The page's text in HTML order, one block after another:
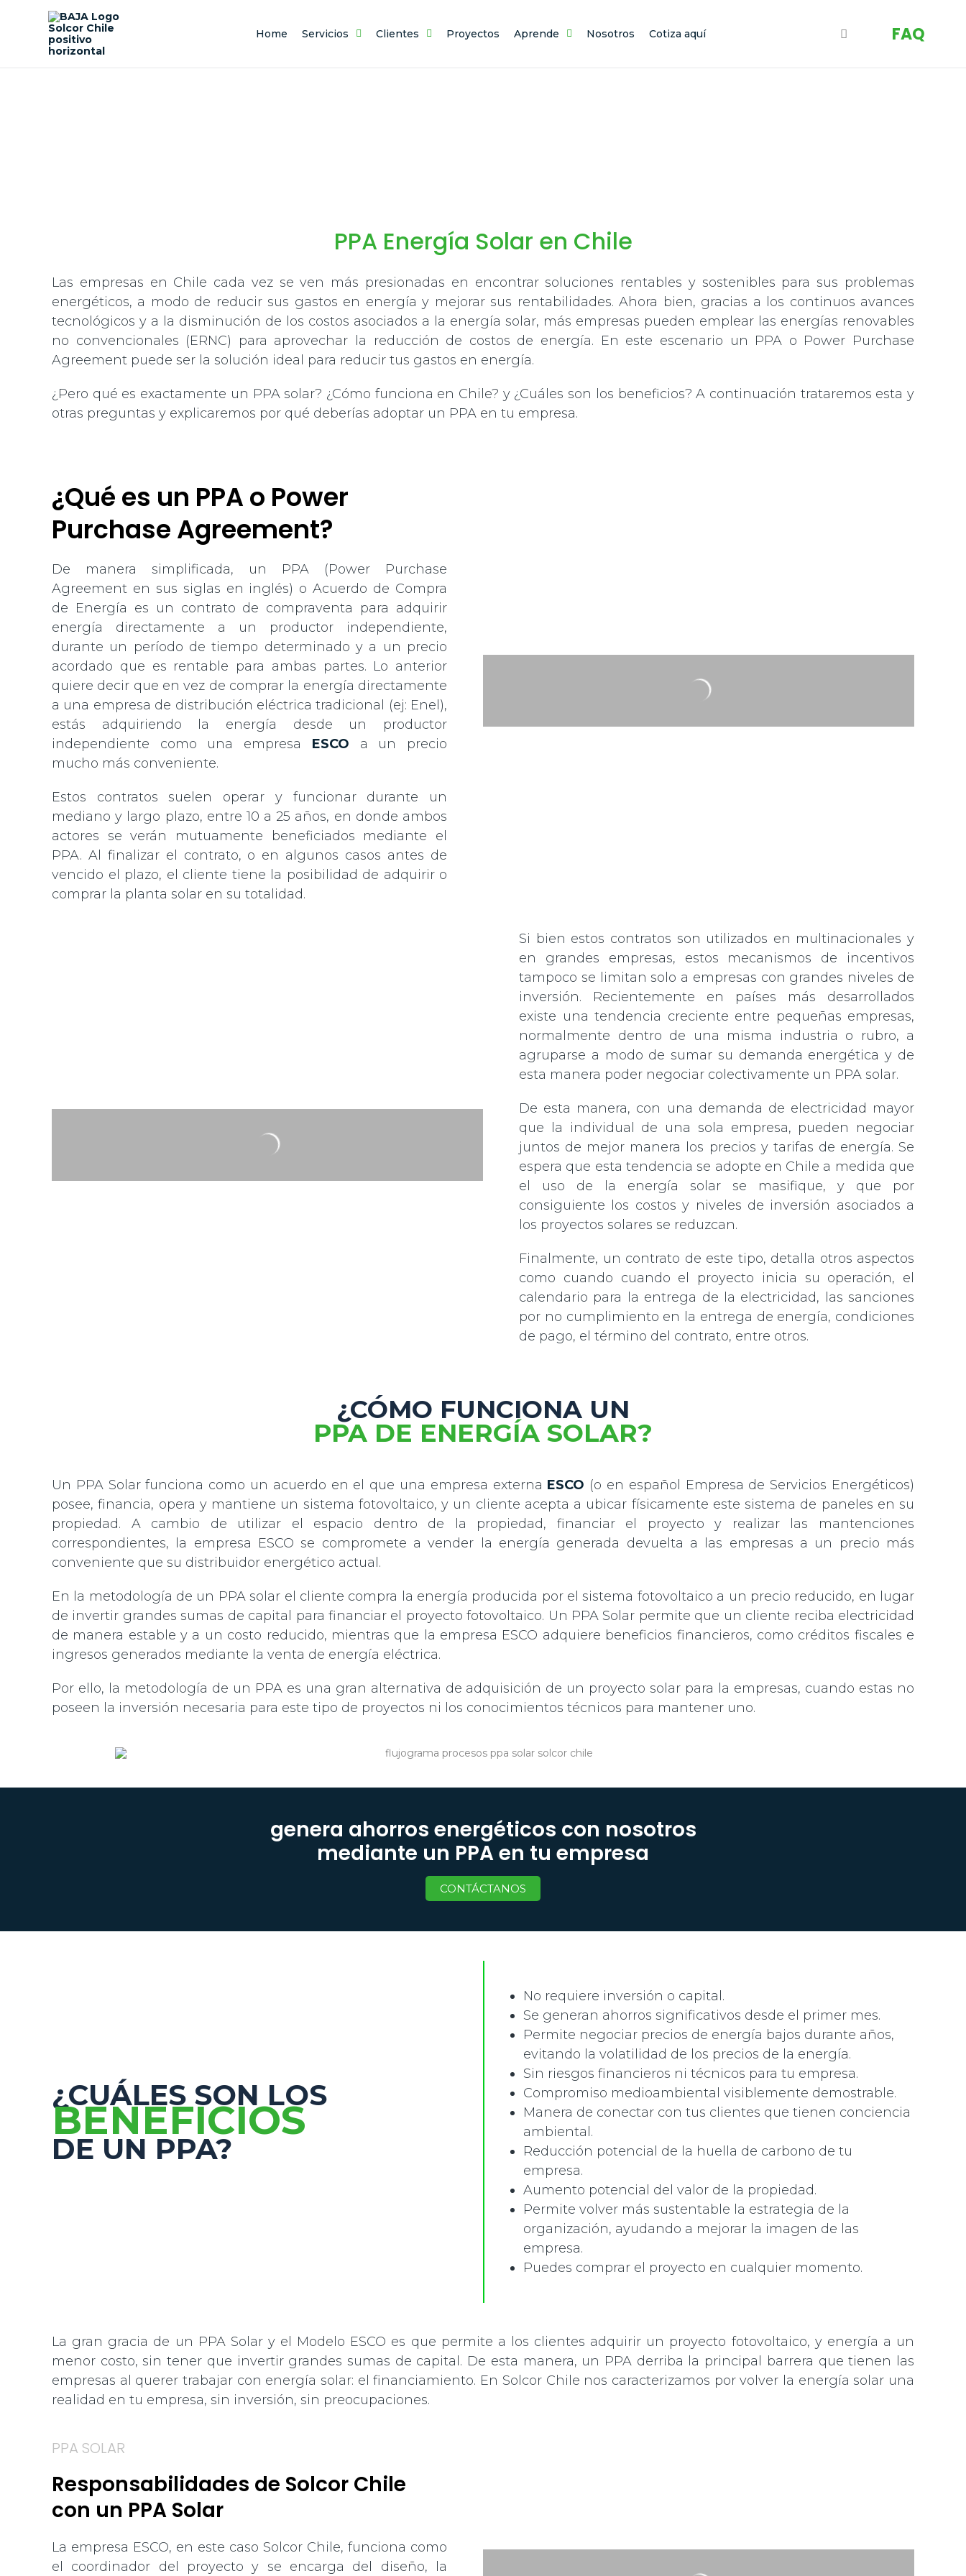
Home Servicios Clientes Proyectos Aprende Nosotros Cotiza aquí FAQ
PPA Energía Solar en Chile
Las empresas en Chile cada vez se ven más presionadas en encontrar soluciones rentables y sostenibles para sus problemas
energéticos, a modo de reducir sus gastos en energía y mejorar sus rentabilidades. Ahora bien, gracias a los continuos avances
tecnológicos y a la disminución de los costos asociados a la energía solar, más empresas pueden emplear las energías renovables
no convencionales (ERNC) para aprovechar la reducción de costos de energía. En este escenario un PPA o Power Purchase
Agreement puede ser la solución ideal para reducir tus gastos en energía.
¿Pero qué es exactamente un PPA solar? ¿Cómo funciona en Chile? y ¿Cuáles son los beneficios? A continuación trataremos esta y
otras preguntas y explicaremos por qué deberías adoptar un PPA en tu empresa.
¿Qué es un PPA o Power
Purchase Agreement?
De manera simplificada, un PPA (Power Purchase
Agreement en sus siglas en inglés) o Acuerdo de Compra
de Energía es un contrato de compraventa para adquirir
energía directamente a un productor independiente,
durante un período de tiempo determinado y a un precio
acordado que es rentable para ambas partes. Lo anterior
quiere decir que en vez de comprar la energía directamente
a una empresa de distribución eléctrica tradicional (ej: Enel),
estás adquiriendo la energía desde un productor
independiente como una empresa ESCO a un precio
mucho más conveniente.
Estos contratos suelen operar y funcionar durante un
mediano y largo plazo, entre 10 a 25 años, en donde ambos
actores se verán mutuamente beneficiados mediante el
PPA. Al finalizar el contrato, o en algunos casos antes de
vencido el plazo, el cliente tiene la posibilidad de adquirir o
comprar la planta solar en su totalidad.
Si bien estos contratos son utilizados en multinacionales y
en grandes empresas, estos mecanismos de incentivos
tampoco se limitan solo a empresas con grandes niveles de
inversión. Recientemente en países más desarrollados
existe una tendencia creciente entre pequeñas empresas,
normalmente dentro de una misma industria o rubro, a
agruparse a modo de sumar su demanda energética y de
esta manera poder negociar colectivamente un PPA solar.
De esta manera, con una demanda de electricidad mayor
que la individual de una sola empresa, pueden negociar
juntos de mejor manera los precios y tarifas de energía. Se
espera que esta tendencia se adopte en Chile a medida que
el uso de la energía solar se masifique, y que por
consiguiente los costos y niveles de inversión asociados a
los proyectos solares se reduzcan.
Finalmente, un contrato de este tipo, detalla otros aspectos
como cuando cuando el proyecto inicia su operación, el
calendario para la entrega de la electricidad, las sanciones
por no cumplimiento en la entrega de energía, condiciones
de pago, el término del contrato, entre otros.
¿CÓMO FUNCIONA UN
PPA DE ENERGÍA SOLAR?
Un PPA Solar funciona como un acuerdo en el que una empresa externa ESCO (o en español Empresa de Servicios Energéticos)
posee, financia, opera y mantiene un sistema fotovoltaico, y un cliente acepta a ubicar físicamente este sistema de paneles en su
propiedad. A cambio de utilizar el espacio dentro de la propiedad, financiar el proyecto y realizar las mantenciones
correspondientes, la empresa ESCO se compromete a vender la energía generada devuelta a las empresas a un precio más
conveniente que su distribuidor energético actual.
En la metodología de un PPA solar el cliente compra la energía producida por el sistema fotovoltaico a un precio reducido, en lugar
de invertir grandes sumas de capital para financiar el proyecto fotovoltaico. Un PPA Solar permite que un cliente reciba electricidad
de manera estable y a un costo reducido, mientras que la empresa ESCO adquiere beneficios financieros, como créditos fiscales e
ingresos generados mediante la venta de energía eléctrica.
Por ello, la metodología de un PPA es una gran alternativa de adquisición de un proyecto solar para la empresas, cuando estas no
poseen la inversión necesaria para este tipo de proyectos ni los conocimientos técnicos para mantener uno.
genera ahorros energéticos con nosotros
mediante un PPA en tu empresa
CONTÁCTANOS
¿CUÁLES SON LOS
BENEFICIOS
DE UN PPA?
No requiere inversión o capital.
Se generan ahorros significativos desde el primer mes.
Permite negociar precios de energía bajos durante años,
evitando la volatilidad de los precios de la energía.
Sin riesgos financieros ni técnicos para tu empresa.
Compromiso medioambiental visiblemente demostrable.
Manera de conectar con tus clientes que tienen conciencia
ambiental.
Reducción potencial de la huella de carbono de tu
empresa.
Aumento potencial del valor de la propiedad.
Permite volver más sustentable la estrategia de la
organización, ayudando a mejorar la imagen de las
empresa.
Puedes comprar el proyecto en cualquier momento.
La gran gracia de un PPA Solar y el Modelo ESCO es que permite a los clientes adquirir un proyecto fotovoltaico, y energía a un
menor costo, sin tener que invertir grandes sumas de capital. De esta manera, un PPA derriba la principal barrera que tienen las
empresas al querer trabajar con energía solar: el financiamiento. En Solcor Chile nos caracterizamos por volver la energía solar una
realidad en tu empresa, sin inversión, sin preocupaciones.
PPA SOLAR
Responsabilidades de Solcor Chile
con un PPA Solar
La empresa ESCO, en este caso Solcor Chile, funciona como
el coordinador del proyecto y se encarga del diseño, la